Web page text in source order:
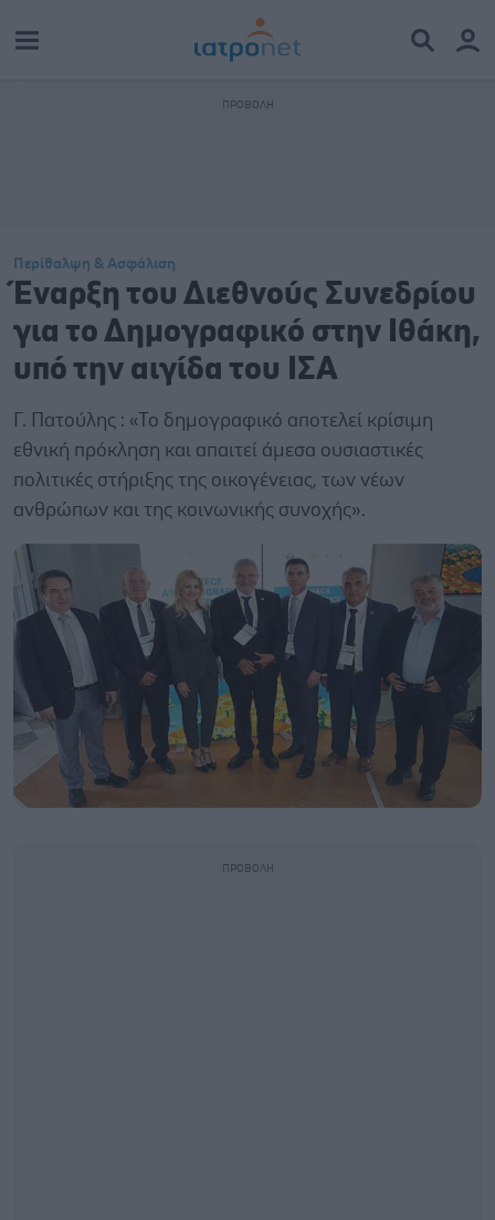
Περίθαλψη & Ασφάλιση
Έναρξη του Διεθνούς Συνεδρίου
για το Δημογραφικό στην Ιθάκη,
υπό την αιγίδα του ΙΣΑ
Γ. Πατούλης : «Το δημογραφικό αποτελεί κρίσιμη
εθνική πρόκληση και απαιτεί άμεσα ουσιαστικές
πολιτικές στήριξης της οικογένειας, των νέων
ανθρώπων και της κοινωνικής συνοχής».